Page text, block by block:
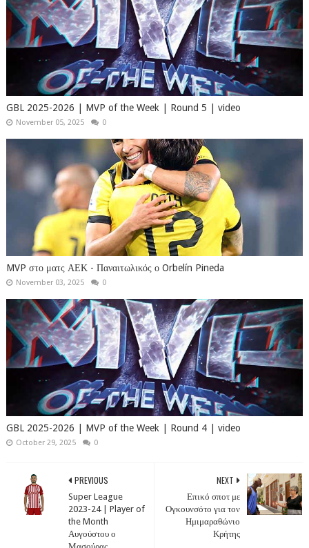
GBL 2025-2026 | MVP of the Week | Round 5 | video
November 05, 2025 0
MVP στο ματς ΑΕΚ - Παναιτωλικός ο Orbelín Pineda
November 03, 2025 0
GBL 2025-2026 | MVP of the Week | Round 4 | video
October 29, 2025 0
NEXT
Επικό σποτ με
Ογκουνσότο για τον
Ημιμαραθώνιο
Κρήτης
PREVIOUS
Super League
2023-24 | Player of
the Month
Αυγούστου ο